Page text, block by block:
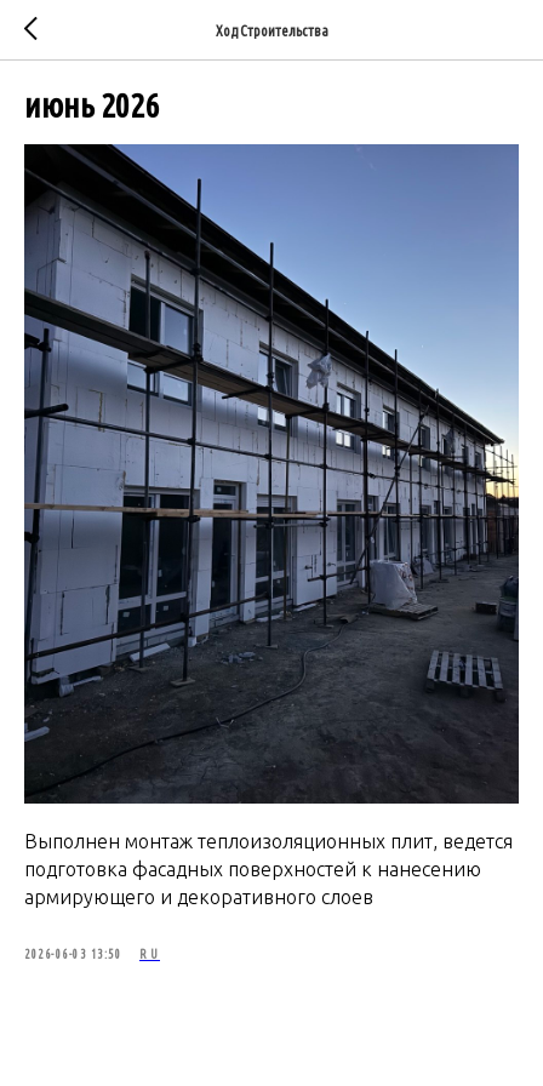
Ход Строительства
июнь 2026
Выполнен монтаж теплоизоляционных плит, ведется
подготовка фасадных поверхностей к нанесению
армирующего и декоративного слоев
2026-06-03 13:50 RU